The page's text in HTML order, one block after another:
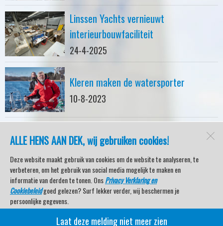
ALLE HENS AAN DEK, wij gebruiken cookies!
Deze website maakt gebruik van cookies om de website te analyseren, te
verbeteren, om het gebruik van social media mogelijk te maken en
informatie van derden te tonen. OnsPrivacy Verklaring en
Cookiebeleidgoed gelezen? Surf lekker verder, wij beschermen je
persoonlijke gegevens.
Veel kijkplezier met Watersport TV Beleving & Nieuws!
Laat deze melding niet meer zien
Linssen Yachts vernieuwt
interieurbouwfaciliteit
24-4-2025
Kleren maken de watersporter
10-8-2023
watersport-tv
Lemmer
Open desktopversie
SdH Vormgeving |Ziber DS4